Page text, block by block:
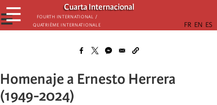
Skip
to
main
Cuarta Internacional
Fourth International /
Quatrième internationale
☰
☰
Homenaje a Ernesto Herrera
(1949-2024)